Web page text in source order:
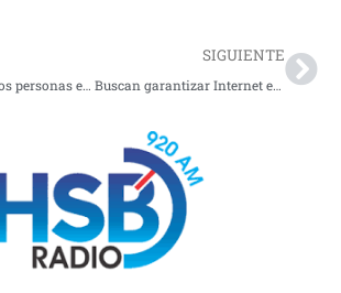
Asesinaron a dos personas en Tumacotras bajarlas de un bus intermunicipal
SIGUIENTE
Buscan garantizar Internet en instituciones de Nariño